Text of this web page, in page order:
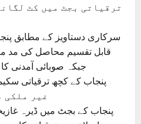
ترقیاتی بجٹ میں کٹ
سرکاری دستاویز کے مطابق
جبکہ صوبائی آمدنی کا حجم 368 ارب
غیر ملکی
پنجاب کے بجٹ میں ڈیرہ